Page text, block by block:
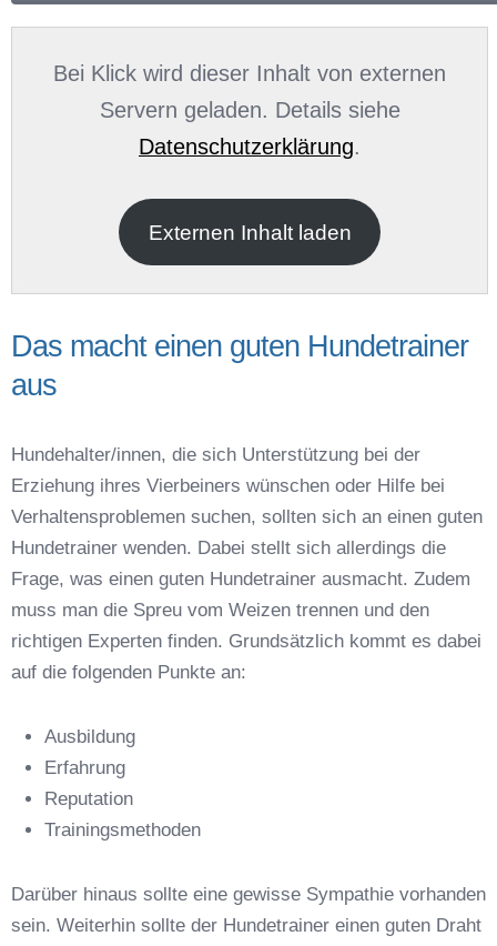
Anschrift
Bei Klick wird dieser Inhalt von externen
Servern geladen. Details siehe
Datenschutzerklärung.
Externen Inhalt laden
Das macht einen guten Hundetrainer
aus
Hundehalter/innen, die sich Unterstützung bei der
Erziehung ihres Vierbeiners wünschen oder Hilfe bei
Verhaltensproblemen suchen, sollten sich an einen guten
Hundetrainer wenden. Dabei stellt sich allerdings die
Frage, was einen guten Hundetrainer ausmacht. Zudem
muss man die Spreu vom Weizen trennen und den
richtigen Experten finden. Grundsätzlich kommt es dabei
auf die folgenden Punkte an:
Ausbildung
Erfahrung
Reputation
Trainingsmethoden
Darüber hinaus sollte eine gewisse Sympathie vorhanden
sein. Weiterhin sollte der Hundetrainer einen guten Draht